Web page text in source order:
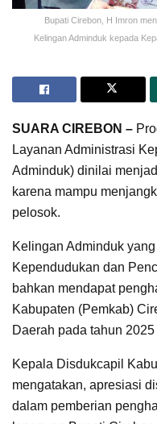
Bupati Cirebon, H Imron
Kelingan Adminduk kepada
SUARA CIREBON –
Layanan Administrasi
Adminduk) dinilai
karena mampu
pelosok.
Kelingan Adminduk
Kependudukan dan
bahkan mendapat
Kabupaten (Pemkab)
Daerah pada tahun 2025
Kepala Disdukcapil
mengatakan, apresiasi
dalam pemberian